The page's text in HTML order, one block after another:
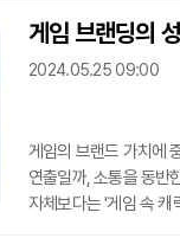
공동대표의 전문성을
전문가이자 재무통으
출신인 김택진 공동대
게임 브랜딩의
2024.05.25 09:00
게임의 브랜드 가치에
연출일까, 소통을 동반
자체보다는 '게임 속 캐